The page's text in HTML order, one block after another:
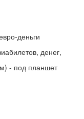
деньги
денег,
- под планшет